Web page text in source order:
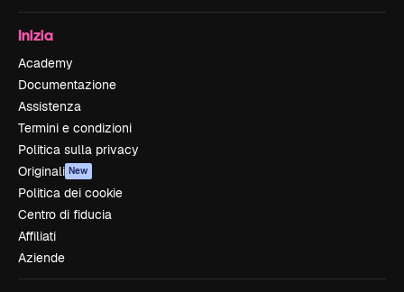
Inizia
Academy
Documentazione
Assistenza
Termini e condizioni
Politica sulla privacy
Originali New
Politica dei cookie
Centro di fiducia
Affiliati
Aziende